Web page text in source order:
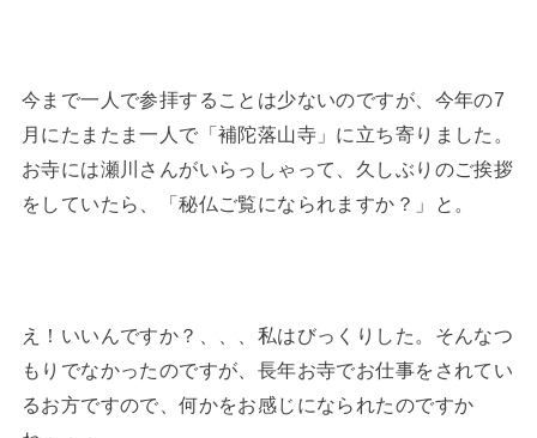
今まで一人で参拝することは少ないのですが、今年の7
月にたまたま一人で「補陀落山寺」に立ち寄りました。
お寺には瀬川さんがいらっしゃって、久しぶりのご挨拶
をしていたら、「秘仏ご覧になられますか？」と。
え！いいんですか？、、、私はびっくりした。そんなつ
もりでなかったのですが、長年お寺でお仕事をされてい
るお方ですので、何かをお感じになられたのですか